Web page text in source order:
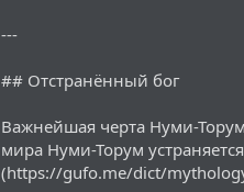
---
## Отстранённый бог
Важнейшая черта Нуми-
мира Нуми-Торум
(https://gufo.me/dict/